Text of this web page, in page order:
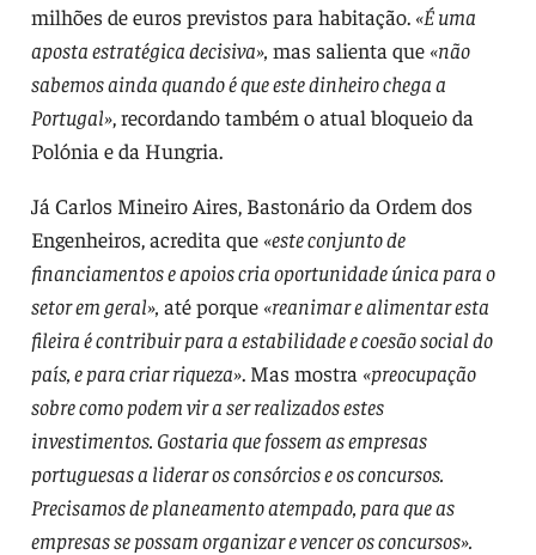
milhões de euros previstos para habitação. «É uma
aposta estratégica decisiva», mas salienta que «não
sabemos ainda quando é que este dinheiro chega a
Portugal», recordando também o atual bloqueio da
Polónia e da Hungria.
Já Carlos Mineiro Aires, Bastonário da Ordem dos
Engenheiros, acredita que «este conjunto de
financiamentos e apoios cria oportunidade única para o
setor em geral», até porque «reanimar e alimentar esta
fileira é contribuir para a estabilidade e coesão social do
país, e para criar riqueza». Mas mostra «preocupação
sobre como podem vir a ser realizados estes
investimentos. Gostaria que fossem as empresas
portuguesas a liderar os consórcios e os concursos.
Precisamos de planeamento atempado, para que as
empresas se possam organizar e vencer os concursos».